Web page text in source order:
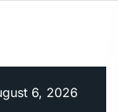
6, 2026